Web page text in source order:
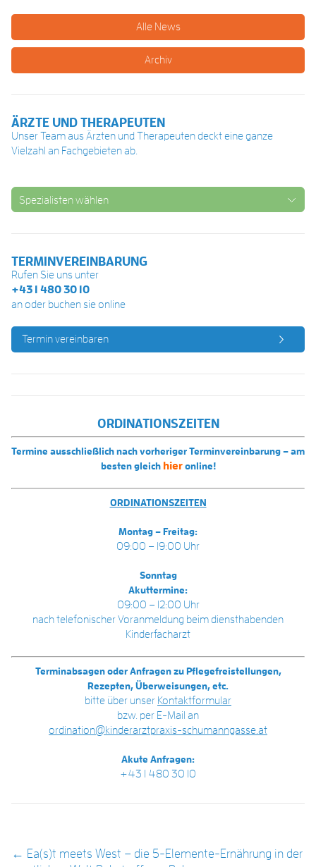
Alle News
Archiv
ÄRZTE UND THERAPEUTEN
Unser Team aus Ärzten und Therapeuten deckt eine ganze
Vielzahl an Fachgebieten ab.
Spezialisten wählen
TERMINVEREINBARUNG
Rufen Sie uns unter
+43 1 480 30 10
an oder buchen sie online
Termin vereinbaren
ORDINATIONSZEITEN
Termine ausschließlich nach vorheriger Terminvereinbarung – am
besten gleich hieronline!
ORDINATIONSZEITEN
Montag – Freitag:
09:00 – 19:00 Uhr
Sonntag
Akuttermine:
09:00 – 12:00 Uhr
nach telefonischer Voranmeldung beim diensthabenden
Kinderfacharzt
Terminabsagen oder Anfragen zu Pflegefreistellungen,
Rezepten, Überweisungen, etc.
bitte über unser Kontaktformular
bzw. per E-Mail an
ordination@kinderarztpraxis-schumanngasse.at
Akute Anfragen:
+43 1 480 30 10
POST NAVIGATION
← Ea(s)t meets West – die 5-Elemente-Ernährung in der